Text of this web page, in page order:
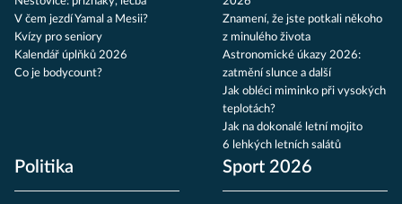
V čem jezdí Yamal a Mesii?
Kvízy pro seniory
Kalendář úplňků 2026
Co je bodycount?
Znamení, že jste potkali někoho
z minulého života
Astronomické úkazy 2026:
zatmění slunce a další
Jak obléci miminko při vysokých
teplotách?
Jak na dokonalé letní mojito
6 lehkých letních salátů
Politika Sport 2026